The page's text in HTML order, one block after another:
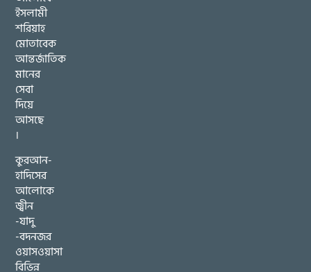
ইসলামী
শরিয়াহ
মোতাবেক
আন্তর্জাতিক
মানের
সেবা
দিয়ে
আসছে
।
কুরআন-
হাদিসের
আলোকে
জ্বীন
-যাদু
-বদনজর
ওয়াসওয়াসা
বিভিন্ন